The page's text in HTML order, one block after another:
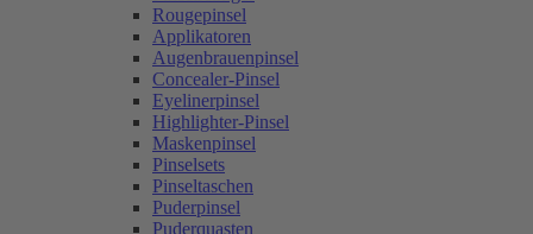
Rougepinsel
Applikatoren
Augenbrauenpinsel
Concealer-Pinsel
Eyelinerpinsel
Highlighter-Pinsel
Maskenpinsel
Pinselsets
Pinseltaschen
Puderpinsel
Puderquasten